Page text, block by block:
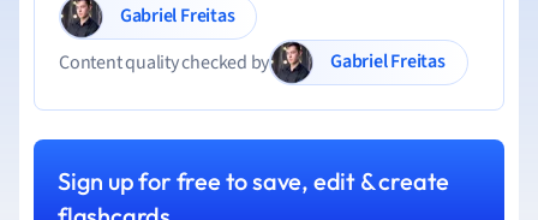
Gabriel Freitas
Content quality checked by
Gabriel Freitas
Sign up for free to save, edit & create